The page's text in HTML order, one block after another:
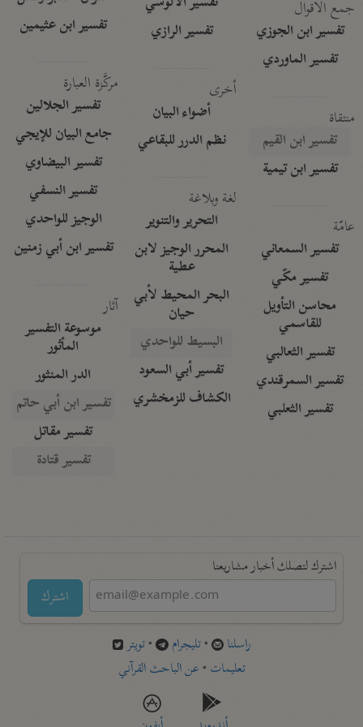
جمع الأقوال
تفسير ابن الجوزي
تفسير الماوردي
منتقاة
تفسير ابن القيم
تفسير ابن تيمية
عامّة
تفسير السمعاني
تفسير مكّي
محاسن التأويل
للقاسمي
تفسير الثعالبي
تفسير السمرقندي
تفسير الثعلبي
تفسير الرازي
أخرى
أضواء البيان
نظم الدرر للبقاعي
لغة وبلاغة
التحرير والتنوير
المحرر الوجيز لابن
عطية
البحر المحيط لأبي
حيان
البسيط للواحدي
تفسير أبي السعود
الكشاف للزمخشري
تفسير ابن عثيمين
مركَّزة العبارة
تفسير الجلالين
جامع البيان للإيجي
تفسير البيضاوي
تفسير النسفي
الوجيز للواحدي
تفسير ابن أبي زمنين
آثار
موسوعة التفسير
المأثور
الدر المنثور
تفسير ابن أبي حاتم
تفسير مقاتل
تفسير قتادة
اشترك لتصلك أخبار مشاريعنا
اشترك
راسلنا •تليجرام •تويتر
تعليمات •عن الباحث القرآني